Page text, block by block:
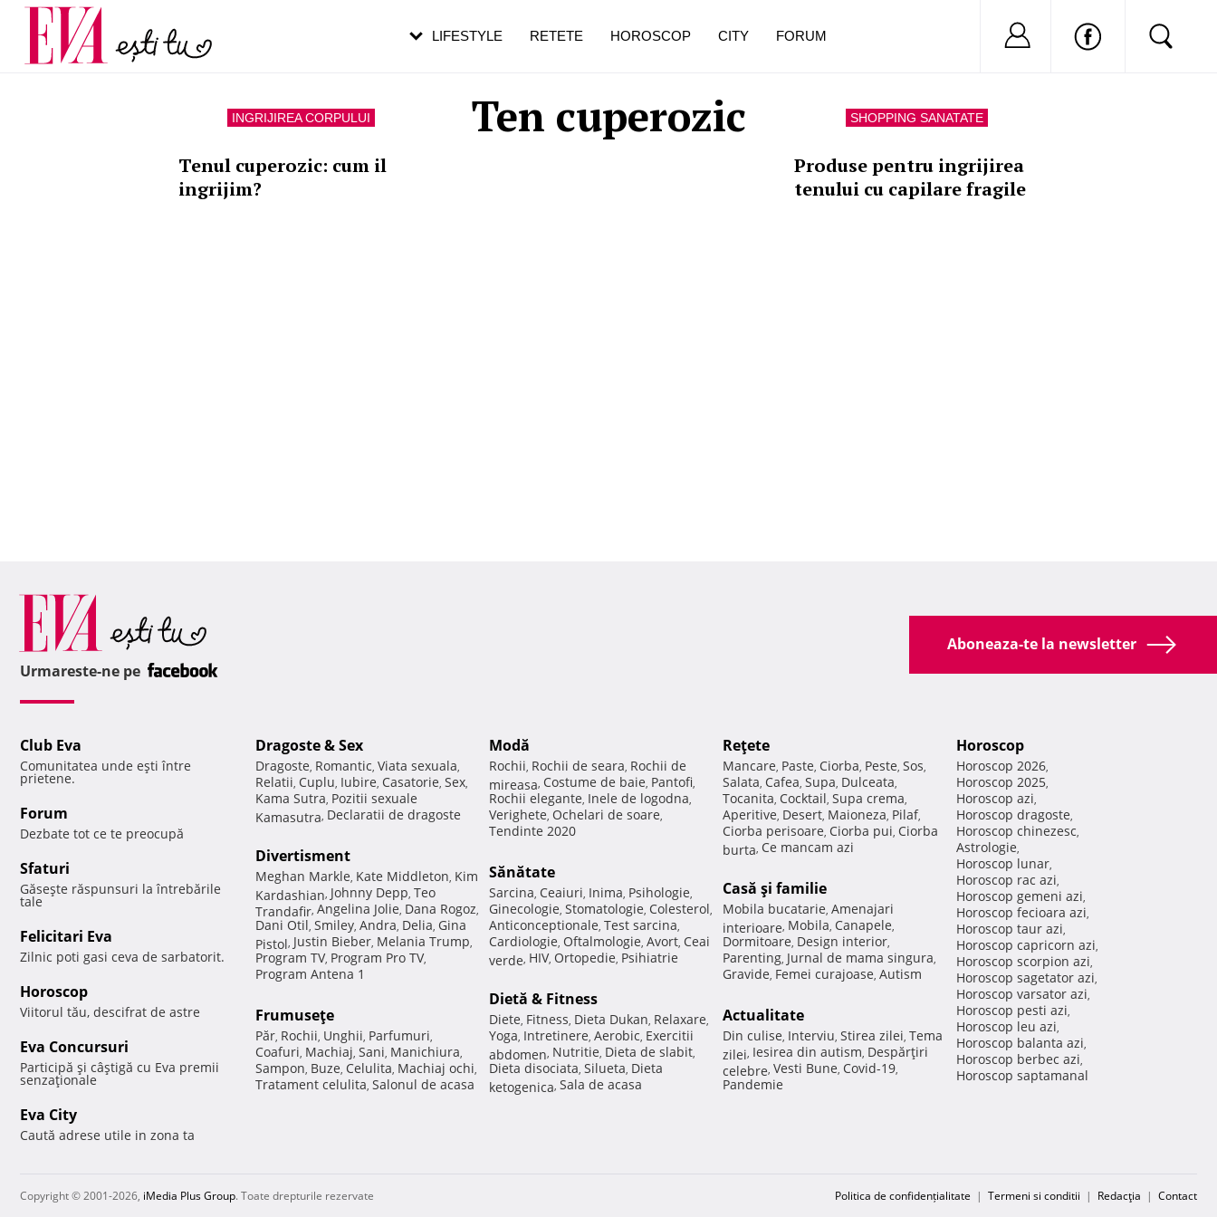
Ten cuperozic
INGRIJIREA CORPULUI
Tenul cuperozic: cum il
ingrijim?
SHOPPING SANATATE
Produse pentru ingrijirea
tenului cu capilare fragile
LIFESTYLE RETETE HOROSCOP CITY FORUM Nu ai cont?
Carieră
Actualitate
pe măsură ce înaintezi în vârstă
Aboneaza-te la newsletter
Urmareste-ne pe
Club Eva
Comunitatea unde eşti între
prietene.
Forum
Dezbate tot ce te preocupă
Sfaturi
Găseşte răspunsuri la întrebările
tale
Felicitari Eva
Zilnic poti gasi ceva de sarbatorit.
Horoscop
Viitorul tău, descifrat de astre
Eva Concursuri
Participă şi câştigă cu Eva premii
senzaţionale
Eva City
Caută adrese utile in zona ta
Dragoste & Sex
Dragoste, Romantic, Viata sexuala,
Relatii, Cuplu, Iubire, Casatorie, Sex,
Kama Sutra, Pozitii sexuale
Kamasutra, Declaratii de dragoste
Divertisment
Meghan Markle, Kate Middleton, Kim
Kardashian, Johnny Depp, Teo
Trandafir, Angelina Jolie, Dana Rogoz,
Dani Otil, Smiley, Andra, Delia, Gina
Pistol, Justin Bieber, Melania Trump,
Program TV, Program Pro TV,
Program Antena 1
Frumuseţe
Păr, Rochii, Unghii, Parfumuri,
Coafuri, Machiaj, Sani, Manichiura,
Sampon, Buze, Celulita, Machiaj ochi,
Tratament celulita, Salonul de acasa
Modă
Rochii, Rochii de seara, Rochii de
mireasa, Costume de baie, Pantofi,
Rochii elegante, Inele de logodna,
Verighete, Ochelari de soare,
Tendinte 2020
Sănătate
Sarcina, Ceaiuri, Inima, Psihologie,
Ginecologie, Stomatologie, Colesterol,
Anticonceptionale, Test sarcina,
Cardiologie, Oftalmologie, Avort, Ceai
verde, HIV, Ortopedie, Psihiatrie
Dietă & Fitness
Diete, Fitness, Dieta Dukan, Relaxare,
Yoga, Intretinere, Aerobic, Exercitii
abdomen, Nutritie, Dieta de slabit,
Dieta disociata, Silueta, Dieta
ketogenica, Sala de acasa
Reţete
Mancare, Paste, Ciorba, Peste, Sos,
Salata, Cafea, Supa, Dulceata,
Tocanita, Cocktail, Supa crema,
Aperitive, Desert, Maioneza, Pilaf,
Ciorba perisoare, Ciorba pui, Ciorba
burta, Ce mancam azi
Casă şi familie
Mobila bucatarie, Amenajari
interioare, Mobila, Canapele,
Dormitoare, Design interior,
Parenting, Jurnal de mama singura,
Gravide, Femei curajoase, Autism
Actualitate
Din culise, Interviu, Stirea zilei, Tema
zilei, Iesirea din autism, Despărţiri
celebre, Vesti Bune, Covid-19,
Pandemie
Horoscop
Horoscop 2026,
Horoscop 2025,
Horoscop azi,
Horoscop dragoste,
Horoscop chinezesc,
Astrologie,
Horoscop lunar,
Horoscop rac azi,
Horoscop gemeni azi,
Horoscop fecioara azi,
Horoscop taur azi,
Horoscop capricorn azi,
Horoscop scorpion azi,
Horoscop sagetator azi,
Horoscop varsator azi,
Horoscop pesti azi,
Horoscop leu azi,
Horoscop balanta azi,
Horoscop berbec azi,
Horoscop saptamanal
Copyright © 2001-2026, iMedia Plus Group. Toate drepturile rezervate Politica de confidențialitate | Termeni si conditii | Redacţia | Contact